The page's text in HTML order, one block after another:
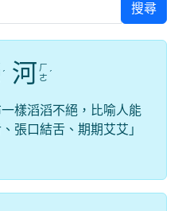
搜尋
ˊ 河 ㄏ
ㄜ ˊ
樣滔滔不絕，比喻人能
張口結舌、期期艾艾」